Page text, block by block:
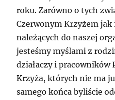
roku. Zarówno o tych
Czerwonym Krzyżem jak
należących do naszej
jesteśmy myślami z
działaczy i pracowników
Krzyża, których nie ma
samego końca byliście